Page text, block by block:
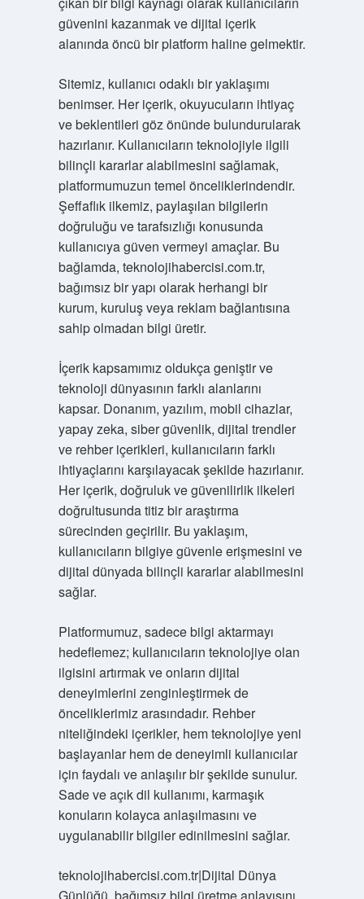
güvenini kazanmak ve dijital içerik
alanında öncü bir platform haline gelmektir.
Sitemiz, kullanıcı odaklı bir yaklaşımı
benimser. Her içerik, okuyucuların ihtiyaç
ve beklentileri göz önünde bulundurularak
hazırlanır. Kullanıcıların teknolojiyle ilgili
bilinçli kararlar alabilmesini sağlamak,
platformumuzun temel önceliklerindendir.
Şeffaflık ilkemiz, paylaşılan bilgilerin
doğruluğu ve tarafsızlığı konusunda
kullanıcıya güven vermeyi amaçlar. Bu
bağlamda, teknolojihabercisi.com.tr,
bağımsız bir yapı olarak herhangi bir
kurum, kuruluş veya reklam bağlantısına
sahip olmadan bilgi üretir.
İçerik kapsamımız oldukça geniştir ve
teknoloji dünyasının farklı alanlarını
kapsar. Donanım, yazılım, mobil cihazlar,
yapay zeka, siber güvenlik, dijital trendler
ve rehber içerikleri, kullanıcıların farklı
ihtiyaçlarını karşılayacak şekilde hazırlanır.
Her içerik, doğruluk ve güvenilirlik ilkeleri
doğrultusunda titiz bir araştırma
sürecinden geçirilir. Bu yaklaşım,
kullanıcıların bilgiye güvenle erişmesini ve
dijital dünyada bilinçli kararlar alabilmesini
sağlar.
Platformumuz, sadece bilgi aktarmayı
hedeflemez; kullanıcıların teknolojiye olan
ilgisini artırmak ve onların dijital
deneyimlerini zenginleştirmek de
önceliklerimiz arasındadır. Rehber
niteliğindeki içerikler, hem teknolojiye yeni
başlayanlar hem de deneyimli kullanıcılar
için faydalı ve anlaşılır bir şekilde sunulur.
Sade ve açık dil kullanımı, karmaşık
konuların kolayca anlaşılmasını ve
uygulanabilir bilgiler edinilmesini sağlar.
teknolojihabercisi.com.tr|Dijital Dünya